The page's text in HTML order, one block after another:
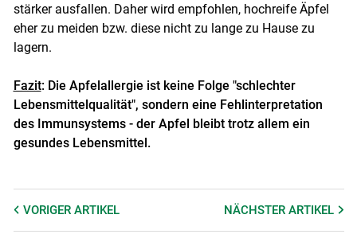
stärker ausfallen. Daher wird empfohlen, hochreife Äpfel
eher zu meiden bzw. diese nicht zu lange zu Hause zu
lagern.
Fazit: Die Apfelallergie ist keine Folge "schlechter
Lebensmittelqualität", sondern eine Fehlinterpretation
des Immunsystems - der Apfel bleibt trotz allem ein
gesundes Lebensmittel.
VORIGER ARTIKEL NÄCHSTERARTIKEL